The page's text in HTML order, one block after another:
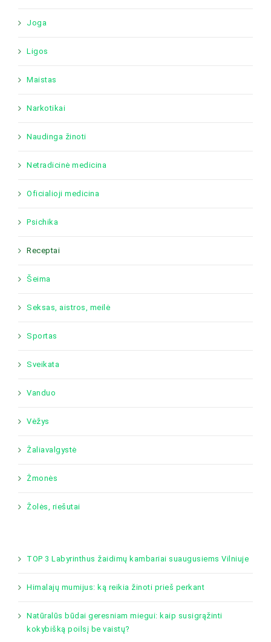
Joga
Ligos
Maistas
Narkotikai
Naudinga žinoti
Netradicinė medicina
Oficialioji medicina
Psichika
Receptai
Šeima
Seksas, aistros, meilė
Sportas
Sveikata
Vanduo
Vėžys
Žaliavalgystė
Žmonės
Žolės, riešutai
TOP 3 Labyrinthus žaidimų kambariai suaugusiems Vilniuje
Himalajų mumijus: ką reikia žinoti prieš perkant
Natūralūs būdai geresniam miegui: kaip susigrąžinti
kokybišką poilsį be vaistų?